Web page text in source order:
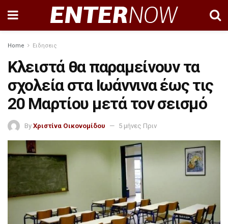
Home Ειδησεις
Κλειστά θα παραμείνουν τα
σχολεία στα Ιωάννινα έως τις
20 Μαρτίου μετά τον σεισμό
By Χριστίνα Οικονομίδου 5 μήνες Πριν